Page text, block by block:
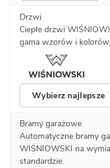
Drzwi
Ciepłe drzwi
gama wzorów i kolorów.
Wybierz najlepsze
Bramy garażowe
Automatyczne bramy
WIŚNIOWSKI na
standardzie.